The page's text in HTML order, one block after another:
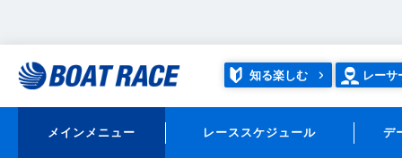
知る楽しむ レーサ
メインメニュー レーススケジュール デ